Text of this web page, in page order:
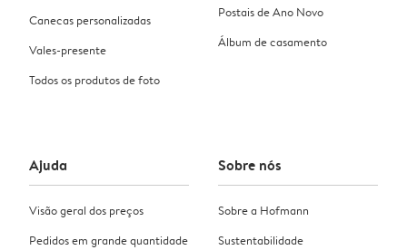
Canecas personalizadas
Vales-presente
Todos os produtos de foto
Postais de Ano Novo
Álbum de casamento
Ajuda
Visão geral dos preços
Pedidos em grande quantidade
Sobre nós
Sobre a Hofmann
Sustentabilidade